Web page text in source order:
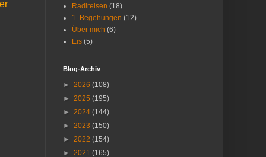
Radlreisen (18)
1. Begehungen (12)
Über mich (6)
Eis (5)
Blog-Archiv
► 2026 (108)
► 2025 (195)
► 2024 (144)
► 2023 (150)
► 2022 (154)
► 2021 (165)